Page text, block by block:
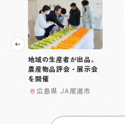
地域の生産者が出品。
農産物品評会・展示会
を開催
広島県 JA尾道市